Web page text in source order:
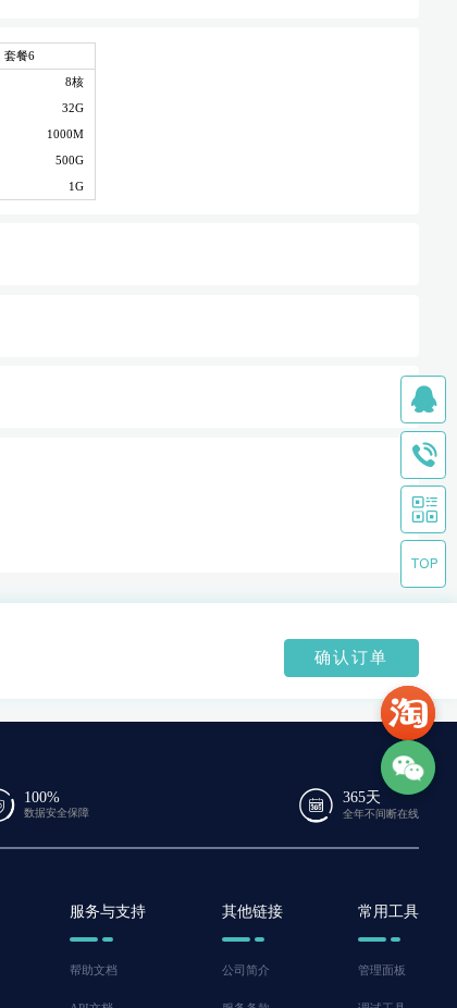
套餐6
8核
32G
1000M
500G
1G
确认订单
100%
数据安全保障
365天
全年不间断在线
服务与支持
帮助文档
其他链接
公司简介
常用工具
管理面板